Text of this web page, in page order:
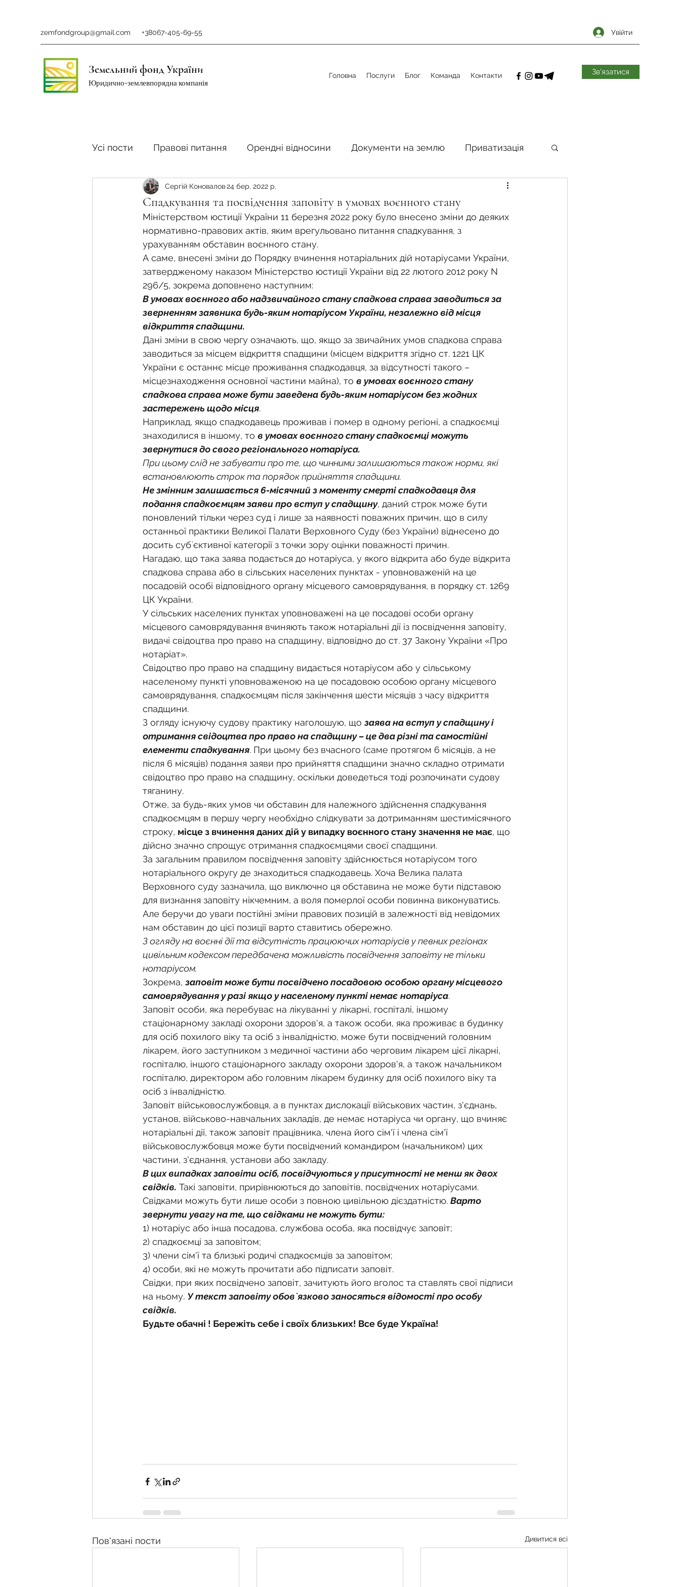
zemfondgroup@gmail.com +38067-405-69-55 Увійти
Земельний фонд України
Юридично-землевпорядна компанія
Головна Послуги Блог Команда Контакти Зв'язатися
Усі пости Правові питання Орендні відносини Документи на землю Приватизація
Ринок землі Податки стосовно земельної сфери Органи місцевого самоврядування
Фермерське господарство Спадкування земельної ділянки
Новини земельного законодавства Земельні питання Військова служба
Нормативно-грошова оцінка Суд Будівництво Встановлення меж земельної ділянки
Сервітут Державна реєстрація земельних прав Юридичні питання у воєнний час
Загальні правові питання
Спадкування та посвідчення заповіту в умовах воєнного стану
Сергій Коновалов24 бер. 2022 р.
Міністерством юстиції України 11 березня 2022 року було внесено зміни до деяких
нормативно-правових актів, яким врегульовано питання спадкування, з
урахуванням обставин воєнного стану.
А саме, внесені зміни до Порядку вчинення нотаріальних дій нотаріусами України,
затвердженому наказом Міністерство юстиції України від 22 лютого 2012 року N
296/5, зокрема доповнено наступним:
В умовах воєнного або надзвичайного стану спадкова справа заводиться за
зверненням заявника будь-яким нотаріусом України, незалежно від місця
відкриття спадщини.
Дані зміни в свою чергу означають, що, якщо за звичайних умов спадкова справа
заводиться за місцем відкриття спадщини (місцем відкриття згідно ст. 1221 ЦК
України є останнє місце проживання спадкодавця, за відсутності такого –
місцезнаходження основної частини майна), то в умовах воєнного стану
спадкова справа може бути заведена будь-яким нотаріусом без жодних
застережень щодо місця.
Наприклад, якщо спадкодавець проживав і помер в одному регіоні, а спадкоємці
знаходилися в іншому, то в умовах воєнного стану спадкоємці можуть
звернутися до свого регіонального нотаріуса.
При цьому слід не забувати про те, що чинними залишаються також норми, які
встановлюють строк та порядок прийняття спадщини.
Не змінним залишається 6-місячний з моменту смерті спадкодавця для
подання спадкоємцям заяви про вступ у спадщину, даний строк може бути
поновлений тільки через суд і лише за наявності поважних причин, що в силу
останньої практики Великої Палати Верховного Суду (без України) віднесено до
досить суб`єктивної категорії з точки зору оцінки поважності причин.
Нагадаю, що така заява подається до нотаріуса, у якого відкрита або буде відкрита
спадкова справа або в сільських населених пунктах - уповноваженій на це
посадовій особі відповідного органу місцевого самоврядування, в порядку ст. 1269
ЦК України.
У сільських населених пунктах уповноважені на це посадові особи органу
місцевого самоврядування вчиняють також нотаріальні дії із посвідчення заповіту,
видачі свідоцтва про право на спадщину, відповідно до ст. 37 Закону України «Про
нотаріат».
Свідоцтво про право на спадщину видається нотаріусом або у сільському
населеному пункті уповноваженою на це посадовою особою органу місцевого
самоврядування, спадкоємцям після закінчення шести місяців з часу відкриття
спадщини.
З огляду існуючу судову практику наголошую, що заява на вступ у спадщину і
отримання свідоцтва про право на спадщину – це два різні та самостійні
елементи спадкування. При цьому без вчасного (саме протягом 6 місяців, а не
після 6 місяців) подання заяви про прийняття спадщини значно складно отримати
свідоцтво про право на спадщину, оскільки доведеться тоді розпочинати судову
тяганину.
Отже, за будь-яких умов чи обставин для належного здійснення спадкування
спадкоємцям в першу чергу необхідно слідкувати за дотриманням шестимісячного
строку, місце з вчинення даних дій у випадку воєнного стану значення не має, що
дійсно значно спрощує отримання спадкоємцями своєї спадщини.
За загальним правилом посвідчення заповіту здійснюється нотаріусом того
нотаріального округу де знаходиться спадкодавець. Хоча Велика палата
Верховного суду зазначила, що виключно ця обставина не може бути підставою
для визнання заповіту нікчемним, а воля померлої особи повинна виконуватись.
Але беручи до уваги постійні зміни правових позицій в залежності від невідомих
нам обставин до цієї позиції варто ставитись обережно.
З огляду на воєнні дії та відсутність працюючих нотаріусів у певних регіонах
цивільним кодексом передбачена можливість посвідчення заповіту не тільки
нотаріусом.
Зокрема, заповіт може бути посвідчено посадовою особою органу місцевого
самоврядування у разі якщо у населеному пункті немає нотаріуса.
Заповіт особи, яка перебуває на лікуванні у лікарні, госпіталі, іншому
стаціонарному закладі охорони здоров'я, а також особи, яка проживає в будинку
для осіб похилого віку та осіб з інвалідністю, може бути посвідчений головним
лікарем, його заступником з медичної частини або черговим лікарем цієї лікарні,
госпіталю, іншого стаціонарного закладу охорони здоров'я, а також начальником
госпіталю, директором або головним лікарем будинку для осіб похилого віку та
осіб з інвалідністю.
Заповіт військовослужбовця, а в пунктах дислокації військових частин, з'єднань,
установ, військово-навчальних закладів, де немає нотаріуса чи органу, що вчиняє
нотаріальні дії, також заповіт працівника, члена його сім'ї і члена сім'ї
військовослужбовця може бути посвідчений командиром (начальником) цих
частини, з'єднання, установи або закладу.
В цих випадках заповіти осіб, посвідчуються у присутності не менш як двох
свідків. Такі заповіти, прирівнюються до заповітів, посвідчених нотаріусами.
Свідками можуть бути лише особи з повною цивільною дієздатністю. Варто
звернути увагу на те, що свідками не можуть бути:
1) нотаріус або інша посадова, службова особа, яка посвідчує заповіт;
2) спадкоємці за заповітом;
3) члени сім'ї та близькі родичі спадкоємців за заповітом;
4) особи, які не можуть прочитати або підписати заповіт.
Свідки, при яких посвідчено заповіт, зачитують його вголос та ставлять свої підписи
на ньому. У текст заповіту обов`язково заносяться відомості про особу
свідків.
Будьте обачні ! Бережіть себе і своїх близьких! Все буде Україна!
Пов'язані пости Дивитися всі